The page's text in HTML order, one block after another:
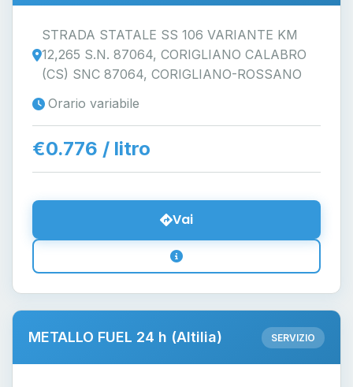
STRADA STATALE SS 106 VARIANTE KM
12,265 S.N. 87064, CORIGLIANO CALABRO
(CS) SNC 87064, CORIGLIANO-ROSSANO
Orario variabile
€0.776 / litro
Vai
METALLO FUEL 24 h (Altilia) SERVIZIO